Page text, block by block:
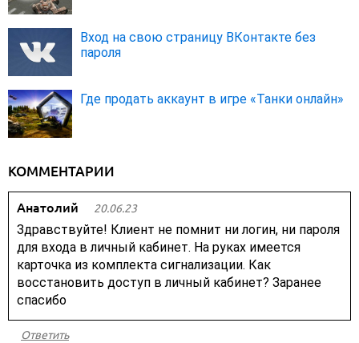
Вход на свою страницу ВКонтакте без
пароля
Где продать аккаунт в игре «Танки онлайн»
КОММЕНТАРИИ
Анатолий 20.06.23
Здравствуйте! Клиент не помнит ни логин, ни пароля
для входа в личный кабинет. На руках имеется
карточка из комплекта сигнализации. Как
восстановить доступ в личный кабинет? Заранее
спасибо
Ответить